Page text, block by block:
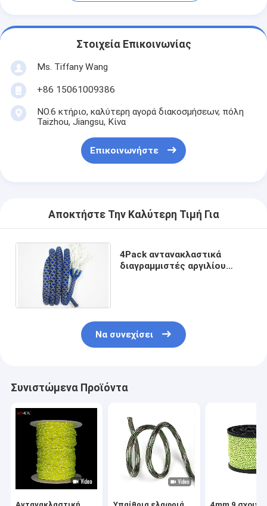
Στοιχεία Επικοινωνίας
Ms. Tiffany Wang
+86 15061009386
NO.6 κτήριο, καλύτερη αγορά διακοσμήσεων, πόλη
Taizhou, Jiangsu, Κίνα
Επικοινωνήστε
Αποκτήστε Την Καλύτερη Τιμή Για
4Pack αντανακλαστικά
διαγραμμιστές αργιλίου
Να συνεχίσει
Συνιστώμενα Προϊόντα